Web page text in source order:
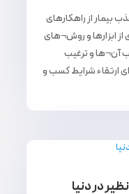
بیمار از راهکارهای
ابزارها و روش¬های
آن¬ها و ترغیب
ارتقاء شرایط کسب و
در دنیا